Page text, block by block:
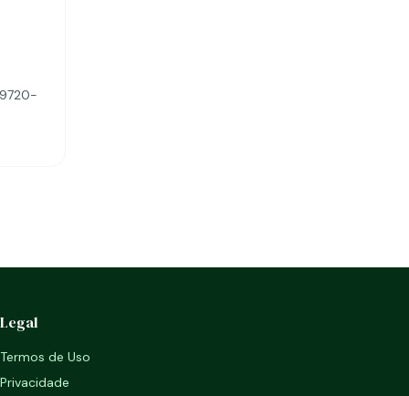
Legal
Termos de Uso
Privacidade